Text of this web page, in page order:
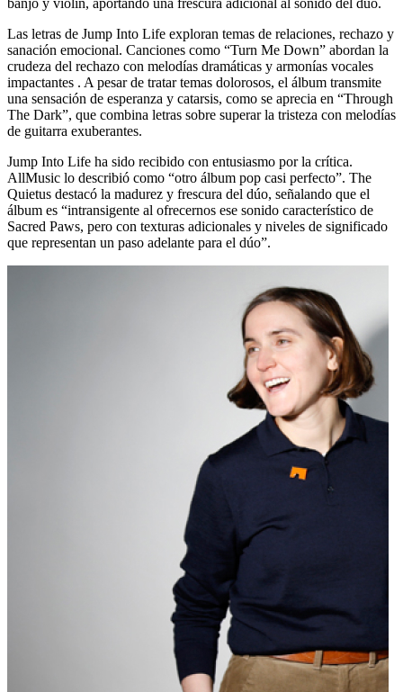
Las letras de Jump Into Life exploran temas de relaciones, rechazo y
sanación emocional. Canciones como “Turn Me Down” abordan la
crudeza del rechazo con melodías dramáticas y armonías vocales
impactantes . A pesar de tratar temas dolorosos, el álbum transmite
una sensación de esperanza y catarsis, como se aprecia en “Through
The Dark”, que combina letras sobre superar la tristeza con melodías
de guitarra exuberantes.
Jump Into Life ha sido recibido con entusiasmo por la crítica.
AllMusic lo describió como “otro álbum pop casi perfecto”. The
Quietus destacó la madurez y frescura del dúo, señalando que el
álbum es “intransigente al ofrecernos ese sonido característico de
Sacred Paws, pero con texturas adicionales y niveles de significado
que representan un paso adelante para el dúo”.